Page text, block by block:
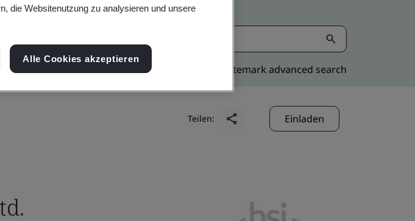
Kitemark advanced search
Teilen: Einladen
die Websitenutzung zu analysieren und unsere
Alle Cookies akzeptieren